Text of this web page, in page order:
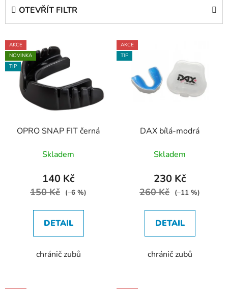
p
r
o
OTEVŘÍT FILTR
V
ý
p
AKCE
NOVINKA
TIP
OPRO SNAP FIT černá
Skladem
140 Kč
150 Kč (–6 %)
DETAIL
chránič zubů
AKCE
TIP
DAX bílá-modrá
Skladem
230 Kč
260 Kč (–11 %)
DETAIL
chránič zubů